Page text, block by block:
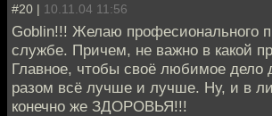
#20 | 10.11.04 11:56
Goblin!!! Желаю професионального
службе. Причем, не важно в какой
Главное, чтобы своё любимое дело
разом всё лучше и лучше. Ну, и в
конечно же ЗДОРОВЬЯ!!!